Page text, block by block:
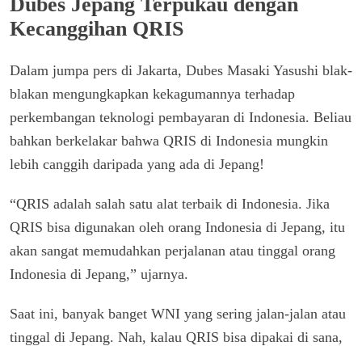
Kecanggihan QRIS
Dalam jumpa pers di Jakarta, Dubes Masaki Yasushi blak-
blakan mengungkapkan kekagumannya terhadap
perkembangan teknologi pembayaran di Indonesia. Beliau
bahkan berkelakar bahwa QRIS di Indonesia mungkin
lebih canggih daripada yang ada di Jepang!
“QRIS adalah salah satu alat terbaik di Indonesia. Jika
QRIS bisa digunakan oleh orang Indonesia di Jepang, itu
akan sangat memudahkan perjalanan atau tinggal orang
Indonesia di Jepang,” ujarnya.
Saat ini, banyak banget WNI yang sering jalan-jalan atau
tinggal di Jepang. Nah, kalau QRIS bisa dipakai di sana,